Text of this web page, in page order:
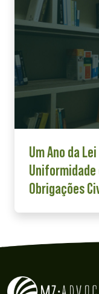
Um Ano da
Uniformidade
Obrigações